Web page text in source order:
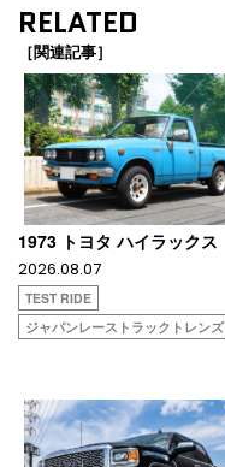
RELATED
［関連記事］
1973 トヨタ ハイラックス
2026.08.07
TEST RIDE
ジャパンレーストラックトレンズ